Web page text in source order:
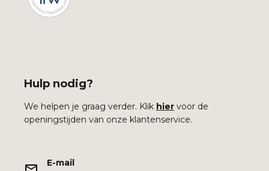
Hulp nodig?
We helpen je graag verder. Klik hier voor de
openingstijden van onze klantenservice.
E-mail